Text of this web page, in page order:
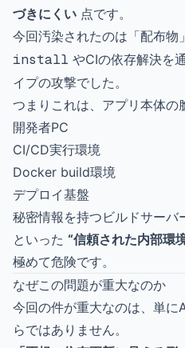
づきにくい 点です。
今回汚染されたのは「配布物
install やCIの依存解決を
イプの攻撃でした。
つまりこれは、アプリ本体の
開発者PC
CI/CD実行環境
Docker build環境
デプロイ基盤
秘密情報を持つビルドサーバ
といった “信頼された内部環
極めて危険です。
なぜこの問題が重大なのか
今回の件が重大なのは、単
らではありません。